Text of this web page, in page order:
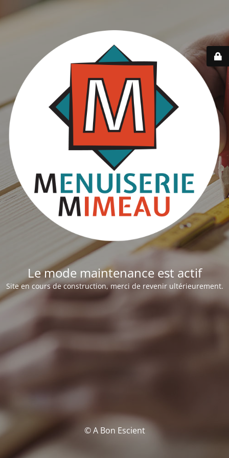
Le mode maintenance est actif
Site en cours de construction, merci de revenir ultérieurement.
© A Bon Escient